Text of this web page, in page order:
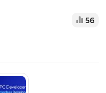
รื่องมือสำหรับนักพัฒนาก่อน
56